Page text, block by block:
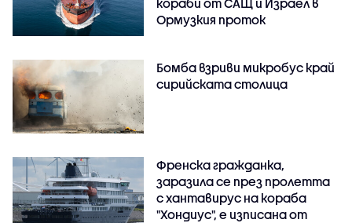
кораби от САЩ и Израел в
Ормузкия проток
Бомба взриви микробус край
сирийската столица
Френска гражданка,
заразила се през пролетта
с хантавирус на кораба
"Хондиус", е изписана от